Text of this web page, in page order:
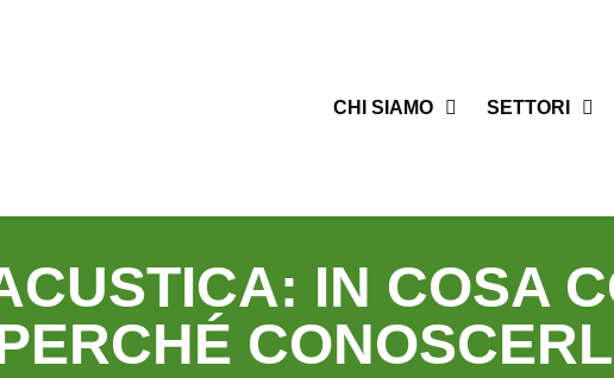
CHI SIAMO SETTORI
IN COSA